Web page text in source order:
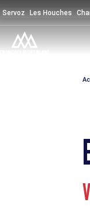
au
contenu
principal
Servoz Les Houches
FIL